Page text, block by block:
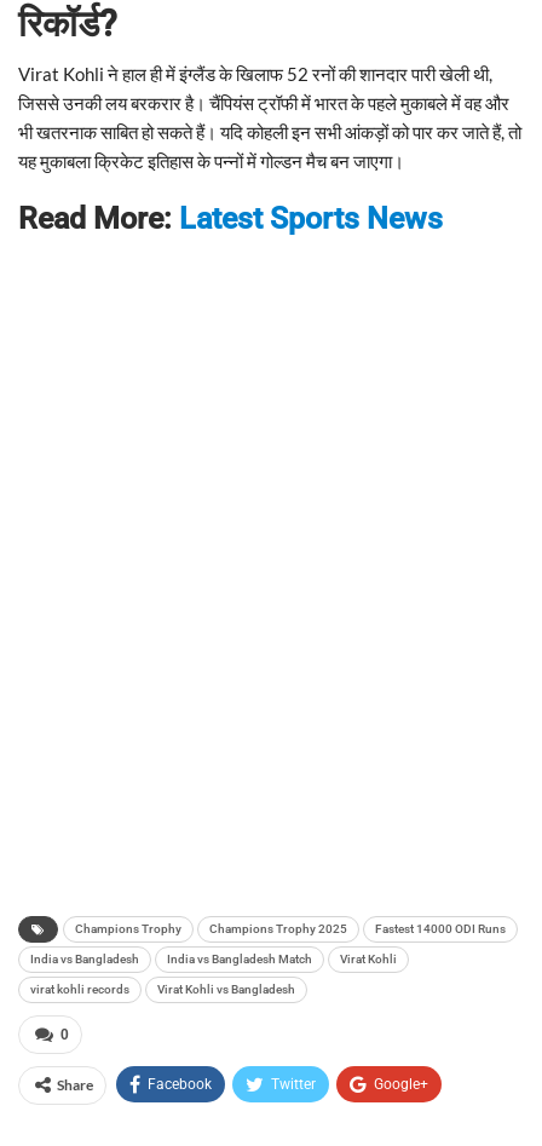
रिकॉर्ड?
Virat Kohli ने हाल ही में इंग्लैंड के खिलाफ 52 रनों की शानदार पारी खेली थी,
जिससे उनकी लय बरकरार है। चैंपियंस ट्रॉफी में भारत के पहले मुकाबले में वह और
भी खतरनाक साबित हो सकते हैं। यदि कोहली इन सभी आंकड़ों को पार कर जाते हैं, तो
यह मुकाबला क्रिकेट इतिहास के पन्नों में गोल्डन मैच बन जाएगा।
Read More: Latest Sports News
Champions Trophy Champions Trophy 2025 Fastest 14000 ODI Runs
India vs Bangladesh India vs Bangladesh Match Virat Kohli
virat kohli records Virat Kohli vs Bangladesh
0
Share Facebook Twitter Google+